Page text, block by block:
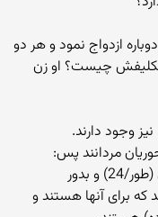
ازدواج نمود و هر دو
چیست؟ او زن
نیز وجود دارند.
مردانند پس:
وَيَطُوفُ عَلَيْهِمْ غِلْمَانٌ لَّهُمْ كَأَنَّهُمْ لُؤْلُؤٌ مَّكْنُونٌ (طور/24) و بدور
که برای آنها هستند و